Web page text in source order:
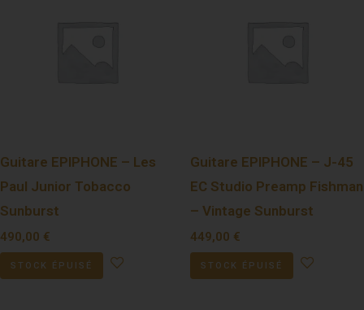
Guitare EPIPHONE – Les
Paul Junior Tobacco
Sunburst
490,00 €
STOCK ÉPUISÉ
Guitare EPIPHONE – J-45
EC Studio Preamp Fishman
– Vintage Sunburst
449,00 €
STOCK ÉPUISÉ